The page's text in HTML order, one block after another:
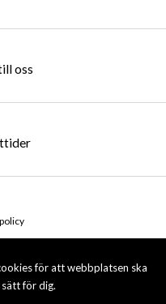
för att webbplatsen ska
för dig.
oss